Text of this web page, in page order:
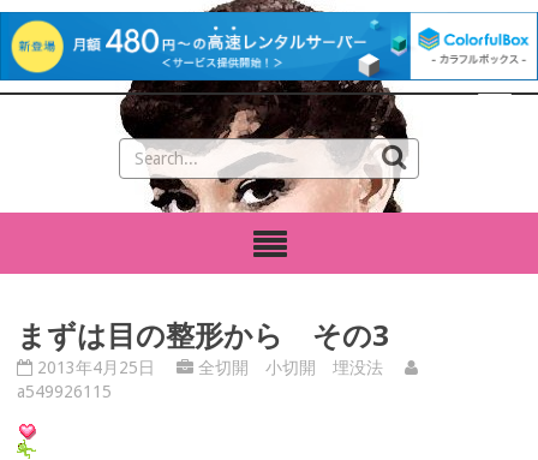
まずは目の整形から その3
2013年4月25日
全切開 小切開 埋没法
a549926115